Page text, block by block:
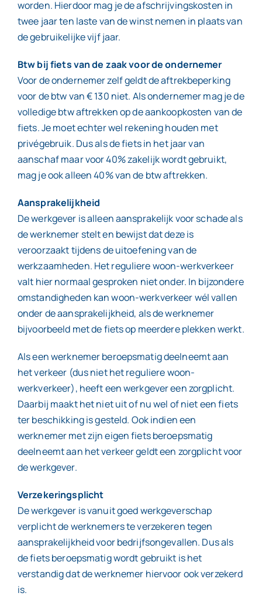
worden. Hierdoor mag je de afschrijvingskosten in
twee jaar ten laste van de winst nemen in plaats van
de gebruikelijke vijf jaar.
Btw bij fiets van de zaak voor de ondernemer
Voor de ondernemer zelf geldt de aftrekbeperking
voor de btw van € 130 niet. Als ondernemer mag je de
volledige btw aftrekken op de aankoopkosten van de
fiets. Je moet echter wel rekening houden met
privégebruik. Dus als de fiets in het jaar van
aanschaf maar voor 40% zakelijk wordt gebruikt,
mag je ook alleen 40% van de btw aftrekken.
Aansprakelijkheid
De werkgever is alleen aansprakelijk voor schade als
de werknemer stelt en bewijst dat deze is
veroorzaakt tijdens de uitoefening van de
werkzaamheden. Het reguliere woon-werkverkeer
valt hier normaal gesproken niet onder. In bijzondere
omstandigheden kan woon-werkverkeer wél vallen
onder de aansprakelijkheid, als de werknemer
bijvoorbeeld met de fiets op meerdere plekken werkt.
Als een werknemer beroepsmatig deelneemt aan
het verkeer (dus niet het reguliere woon-
werkverkeer), heeft een werkgever een zorgplicht.
Daarbij maakt het niet uit of nu wel of niet een fiets
ter beschikking is gesteld. Ook indien een
werknemer met zijn eigen fiets beroepsmatig
deelneemt aan het verkeer geldt een zorgplicht voor
de werkgever.
Verzekeringsplicht
De werkgever is vanuit goed werkgeverschap
verplicht de werknemers te verzekeren tegen
aansprakelijkheid voor bedrijfsongevallen. Dus als
de fiets beroepsmatig wordt gebruikt is het
verstandig dat de werknemer hiervoor ook verzekerd
is.